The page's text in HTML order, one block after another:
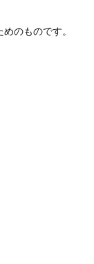
のものです。